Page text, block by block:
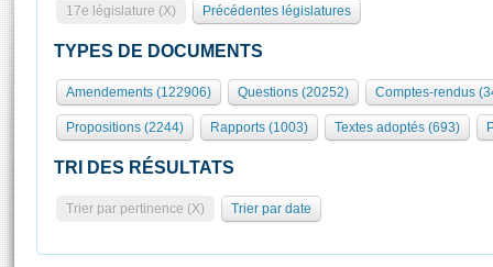
Présidence
577 députés
Groupes politiques
Séance publique
Commissions et autres organes
Europe et International
Pétitions
Rôle et pouvoirs de l'Assemblée
Organisation de l'Assemblée
Présidence Conférence des Présidents Bureau Collège des
Statistiques et chiffres clés
Visiter l'Assemblée
Visite virtuelle du palais Bourbon
Assister à une séance
17e législature (X) Précédentes législatures
TYPES DE DOCUMENTS
Amendements (122906) Questions (20252) Comptes-rendus
Propositions (2244) Rapports (1003) Textes adoptés (693)
TRI DES RÉSULTATS
Trier par pertinence (X) Trier par date